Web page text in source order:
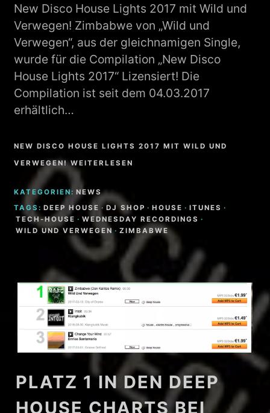
New Disco House Lights 2017 mit Wild und
Verwegen! Zimbabwe von „Wild und
Verwegen“, aus der gleichnamigen Single,
wurde für die Compilation „New Disco
House Lights 2017“ Lizensiert! Die
Compilation ist seit dem 04.03.2017
erhältlich…
NEW DISCO HOUSE LIGHTS 2017 MIT WILD UND
VERWEGEN! WEITERLESEN
KATEGORIEN: NEWS
TAGS: DEEP HOUSE · DJ SHOP · HOUSE · ITUNES ·
TECH-HOUSE · WEDNESDAY RECORDINGS ·
WILD UND VERWEGEN · ZIMBABWE
PLATZ 1 IN DEN DEEP
HOUSE CHARTS BEI